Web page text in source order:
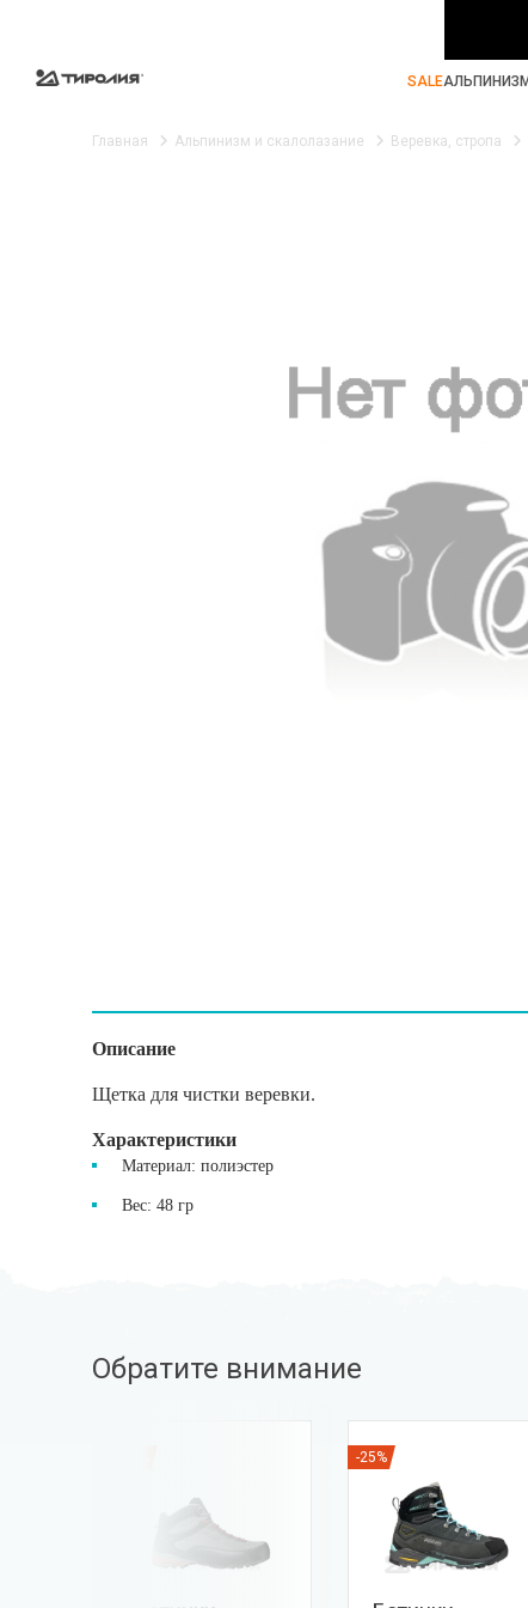
SALE
Главная Альпинизм и скалолазание Веревка, стропа
Описание
Щетка для чистки веревки.
Характеристики
Материал: полиэстер
Вес: 48 гр
Обратите внимание
-25%